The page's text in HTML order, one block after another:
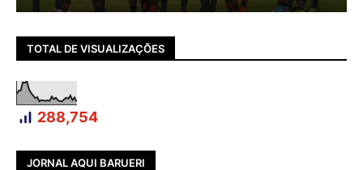
TOTAL DE VISUALIZAÇÕES
288,754
JORNAL AQUI BARUERI